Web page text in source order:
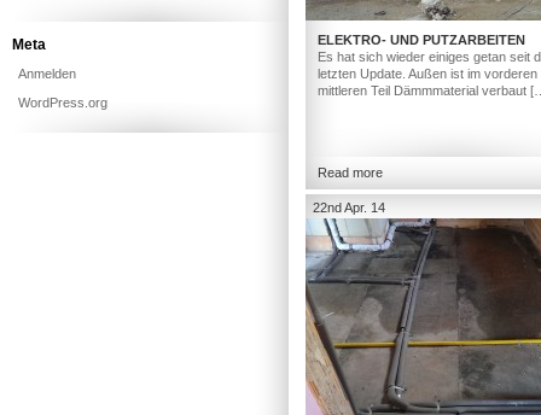
ELEKTRO- UND PUTZARBEITEN
Es hat sich wieder einiges getan seit
letzten Update. Außen ist im vorderen
mittleren Teil Dämmmaterial verbaut
Read more
22nd Apr. 14
Meta
Anmelden
WordPress.org